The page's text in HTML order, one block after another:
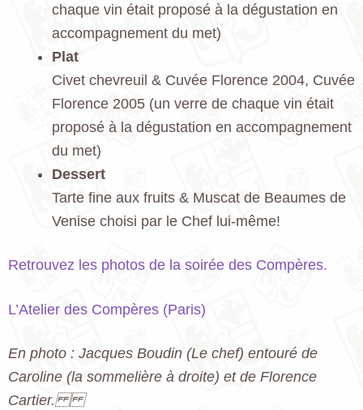
chaque vin était proposé à la dégustation en
accompagnement du met)
Plat
Civet chevreuil & Cuvée Florence 2004, Cuvée
Florence 2005 (un verre de chaque vin était
proposé à la dégustation en accompagnement
du met)
Dessert
Tarte fine aux fruits & Muscat de Beaumes de
Venise choisi par le Chef lui-même!
Retrouvez les photos de la soirée des Compères.
L’Atelier des Compères (Paris)
En photo : Jacques Boudin (Le chef) entouré de
Caroline (la sommelière à droite) et de Florence
Cartier.